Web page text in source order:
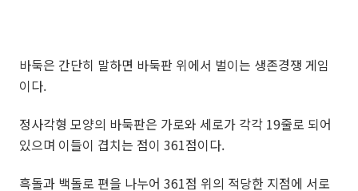
바둑은 간단히 말하면 바둑판 위에서 벌이는 생존경쟁 게임
이다.
정사각형 모양의 바둑판은 가로와 세로가 각각 19줄로 되어
있으며 이들이 겹치는 점이 361점이다.
흑돌과 백돌로 편을 나누어 361점 위의 적당한 지점에 서로